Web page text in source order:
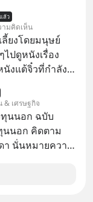
ล้ว
ามคิดเห็น
ยงโดยมนุษย์
ปดูหนังเรื่อง
เรื่องนี้หลาย
าะว่า
าก็พูดแต้จิ๋วได้
นที่ได้ยินตั้งแต่
& เศรษฐกิจ
นนอก ฉบับ
นนอก คิดตาม
า นั่นหมายความ